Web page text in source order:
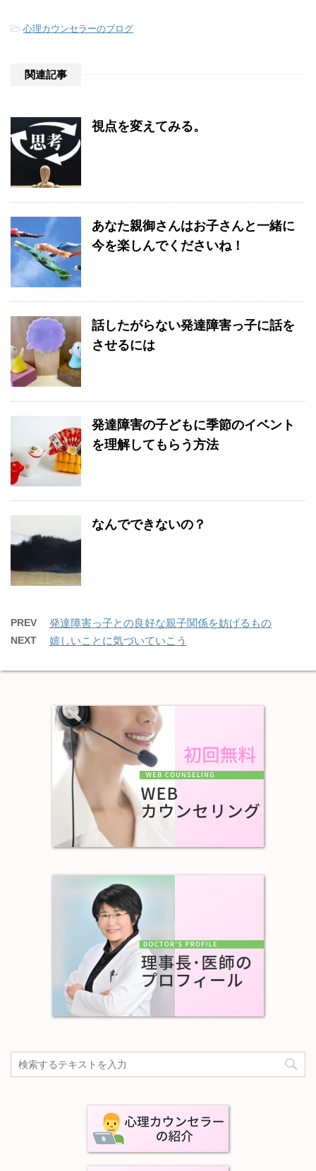
-心理カウンセラーのブログ
関連記事
視点を変えてみる。
あなた親御さんはお子さんと一緒に
今を楽しんでくださいね！
話したがらない発達障害っ子に話を
させるには
発達障害の子どもに季節のイベント
を理解してもらう方法
なんでできないの？
PREV 発達障害っ子との良好な親子関係を妨げるもの
NEXT 嬉しいことに気づいていこう